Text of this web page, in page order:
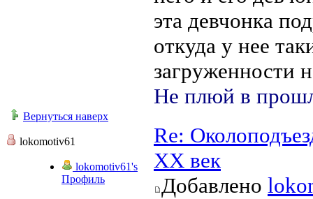
эта девчонка
откуда у нее
загруженности
Не плюй в
Вернуться наверх
lokomotiv61
lokomotiv61's
Профиль
Re:
ХХ век
Добавлено